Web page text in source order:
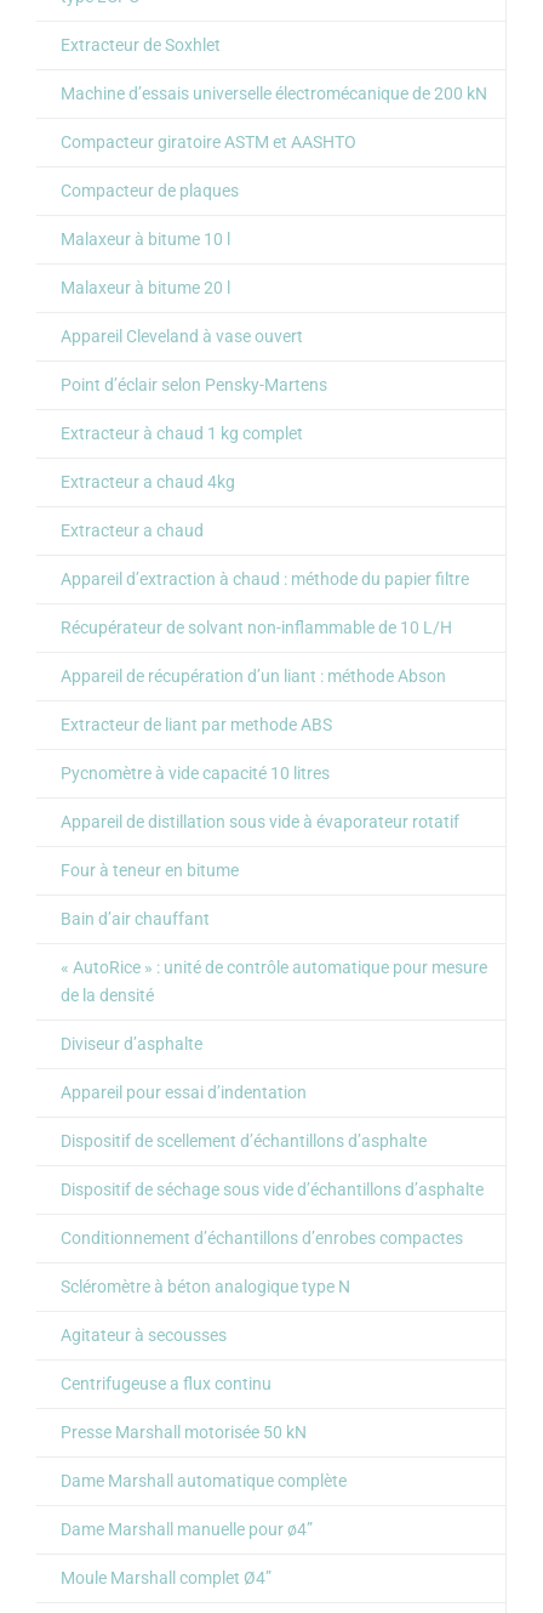
Extracteur de Soxhlet
Machine d’essais universelle électromécanique de 200 kN
Compacteur giratoire ASTM et AASHTO
Compacteur de plaques
Malaxeur à bitume 10 l
Malaxeur à bitume 20 l
Appareil Cleveland à vase ouvert
Point d’éclair selon Pensky-Martens
Extracteur à chaud 1 kg complet
Extracteur a chaud 4kg
Extracteur a chaud
Appareil d’extraction à chaud : méthode du papier filtre
Récupérateur de solvant non-inflammable de 10 L/H
Appareil de récupération d’un liant : méthode Abson
Extracteur de liant par methode ABS
Pycnomètre à vide capacité 10 litres
Appareil de distillation sous vide à évaporateur rotatif
Four à teneur en bitume
Bain d’air chauffant
« AutoRice » : unité de contrôle automatique pour mesure
de la densité
Diviseur d’asphalte
Appareil pour essai d’indentation
Dispositif de scellement d’échantillons d’asphalte
Dispositif de séchage sous vide d’échantillons d’asphalte
Conditionnement d’échantillons d’enrobes compactes
Scléromètre à béton analogique type N
Agitateur à secousses
Centrifugeuse a flux continu
Presse Marshall motorisée 50 kN
Dame Marshall automatique complète
Dame Marshall manuelle pour ø4”
Moule Marshall complet Ø4”